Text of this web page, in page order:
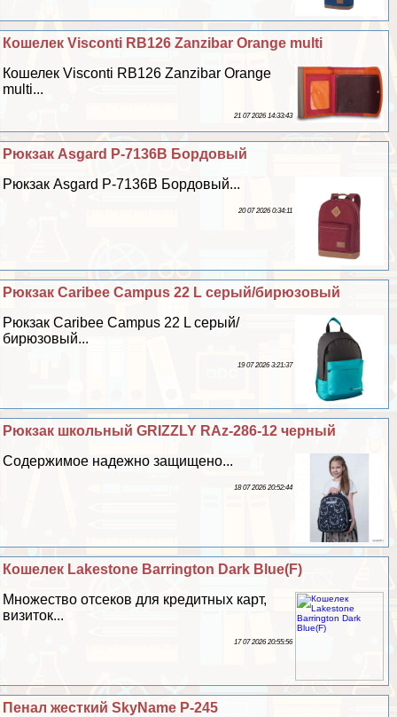
Кошелек Visconti RB126 Zanzibar Orange multi
Кошелек Visconti RB126 Zanzibar Orange
multi...
21 07 2026 14:33:43
Рюкзак Asgard Р-7136В Бордовый
Рюкзак Asgard Р-7136В Бордовый...
20 07 2026 0:34:11
Рюкзак Caribee Campus 22 L серый/бирюзовый
Рюкзак Caribee Campus 22 L серый/
бирюзовый...
19 07 2026 3:21:37
Рюкзак школьный GRIZZLY RAz-286-12 черный
Содержимое надежно защищено...
18 07 2026 20:52:44
Кошелек Lakestone Barrington Dark Blue(F)
Множество отсеков для кредитных карт,
визиток...
17 07 2026 20:55:56
Пенал жесткий SkyName P-245